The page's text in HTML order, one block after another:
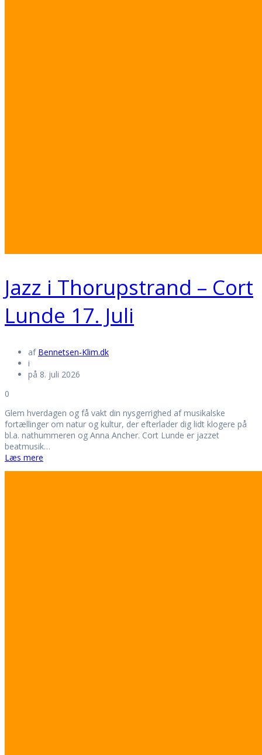
Jazz i Thorupstrand – Cort
Lunde 17. Juli
af Bennetsen-Klim.dk
i
på 8. juli 2026
0
Glem hverdagen og få vakt din nysgerrighed af musikalske
fortællinger om natur og kultur, der efterlader dig lidt klogere på
bl.a. nathummeren og Anna Ancher. Cort Lunde er jazzet
beatmusik…
Læs mere